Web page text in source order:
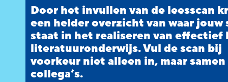
Door het invullen van de leesscan
een helder overzicht van waar jouw
staat in het realiseren van effectief
literatuuronderwijs. Vul de scan bij
voorkeur niet alleen in, maar
collega’s.